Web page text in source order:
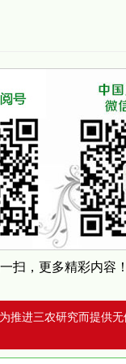
扫，更多精彩内容
推进三农研究而提供